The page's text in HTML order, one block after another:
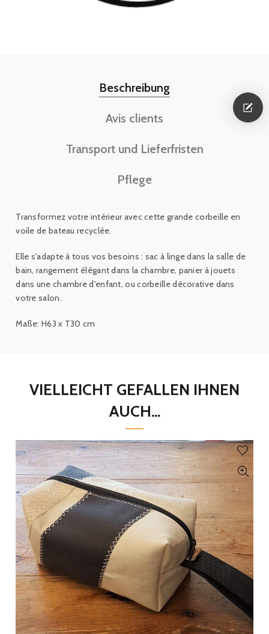
Beschreibung
Avis clients
Transport und Lieferfristen
Pflege
Transformez votre intérieur avec cette grande corbeille en
voile de bateau recyclée.
Elle s'adapte à tous vos besoins : sac à linge dans la salle de
bain, rangement élégant dans la chambre, panier à jouets
dans une chambre d'enfant, ou corbeille décorative dans
votre salon.
Maße: H63 x T30 cm
VIELLEICHT GEFALLEN IHNEN
AUCH...